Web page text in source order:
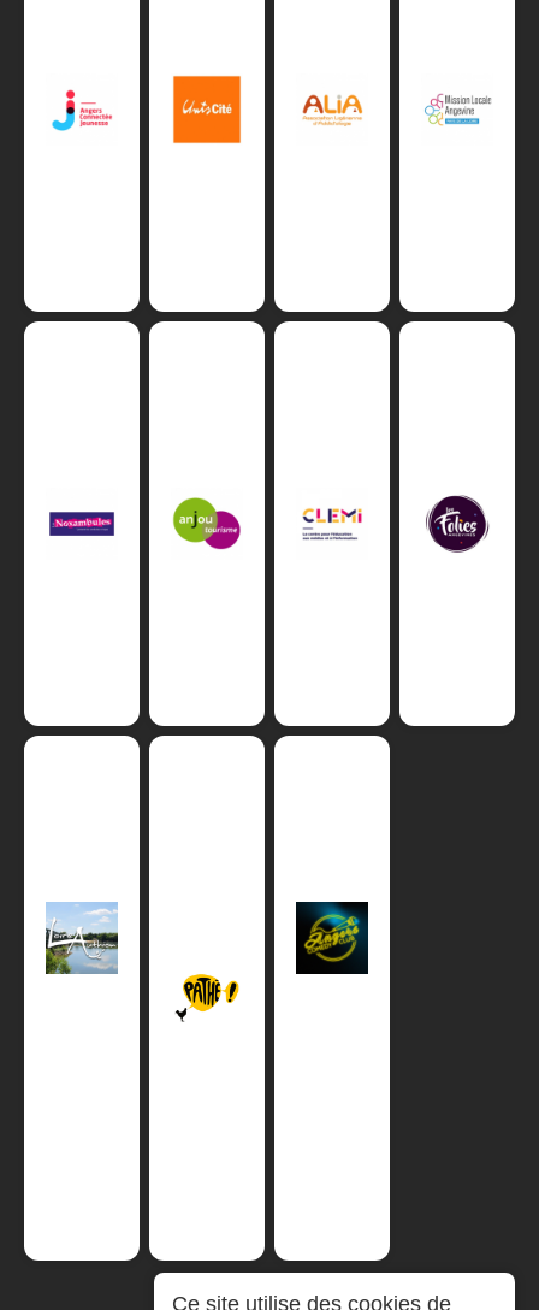
Ce site utilise des cookies de